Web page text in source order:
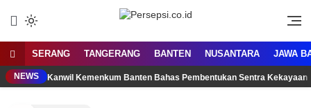
SERANG TANGERANG BANTEN NUSANTARA JAWA
NEWS Kanwil Kemenkum Banten Bahas Pembentukan Sentra